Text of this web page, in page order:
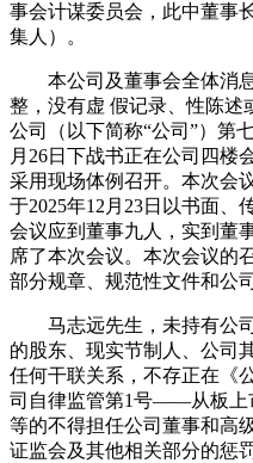
事会计谋委员会，此中董事
集人）。
本公司及董事会全体消息
整，没有虚 假记录、性陈述
公司（以下简称“公司”）第
月26日下战书正在公司四楼
采用现场体例召开。本次会
于2025年12月23日以书面、
会议应到董事九人，实到董
席了本次会议。本次会议的
部分规章、规范性文件和公
马志远先生，未持有公司
的股东、现实节制人、公司
任何干联关系，不存正在《
司自律监管第1号——从板上
等的不得担任公司董事和高
证监会及其他相关部分的惩